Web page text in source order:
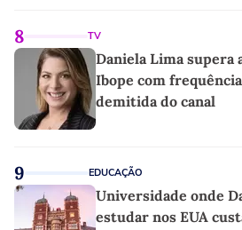
8 TV
Daniela Lima supera
Ibope com
demitida do canal
9 EDUCAÇÃO
Universidade onde
estudar nos EUA